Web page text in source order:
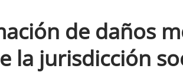
de daños
la jurisdicción